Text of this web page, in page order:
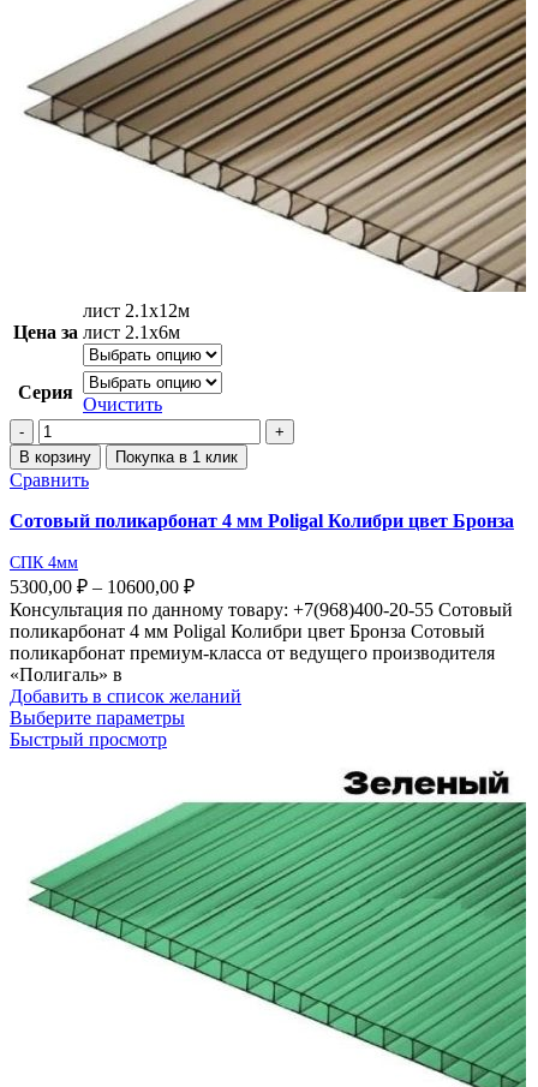
Цена за
лист 2.1х12м
лист 2.1х6м
Серия
Очистить
В корзину Покупка в 1 клик
Сравнить
Сотовый поликарбонат 4 мм Poligal Колибри цвет Бронза
СПК 4мм
5300,00 ₽ – 10600,00 ₽
Консультация по данному товару: +7(968)400-20-55 Сотовый
поликарбонат 4 мм Poligal Колибри цвет Бронза Сотовый
поликарбонат премиум-класса от ведущего производителя
«Полигаль» в
Добавить в список желаний
Выберите параметры
Быстрый просмотр